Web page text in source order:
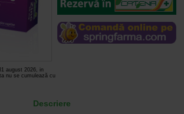
august 2026, in
nu se cumulează cu
Descriere